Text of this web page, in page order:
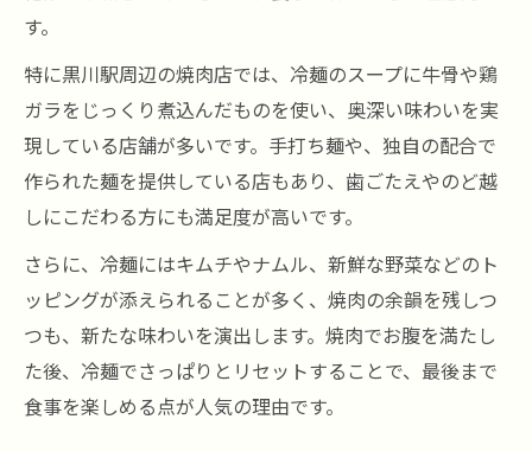
焼肉の合間に冷麺が主役となる瞬間を体験
焼肉と冷麺の新たな食べ方で味わう満足感
冷麺を中心にした焼肉の楽しみ方を提案
焼肉と冷麺のバランスを極める食事スタイ
ル
冷麺で焼肉の印象を変える新感覚の楽しみ
コスパと雰囲気で選ぶ焼肉と冷麺の極意
焼肉と冷麺をコスパで選ぶポイントを解説
焼肉の雰囲気と冷麺の味わいを両立させる
す。
特に黒川駅周辺の焼肉店では、冷麺のスープに牛骨や鶏
ガラをじっくり煮込んだものを使い、奥深い味わいを実
現している店舗が多いです。手打ち麺や、独自の配合で
作られた麺を提供している店もあり、歯ごたえやのど越
しにこだわる方にも満足度が高いです。
さらに、冷麺にはキムチやナムル、新鮮な野菜などのト
ッピングが添えられることが多く、焼肉の余韻を残しつ
つも、新たな味わいを演出します。焼肉でお腹を満たし
た後、冷麺でさっぱりとリセットすることで、最後まで
食事を楽しめる点が人気の理由です。